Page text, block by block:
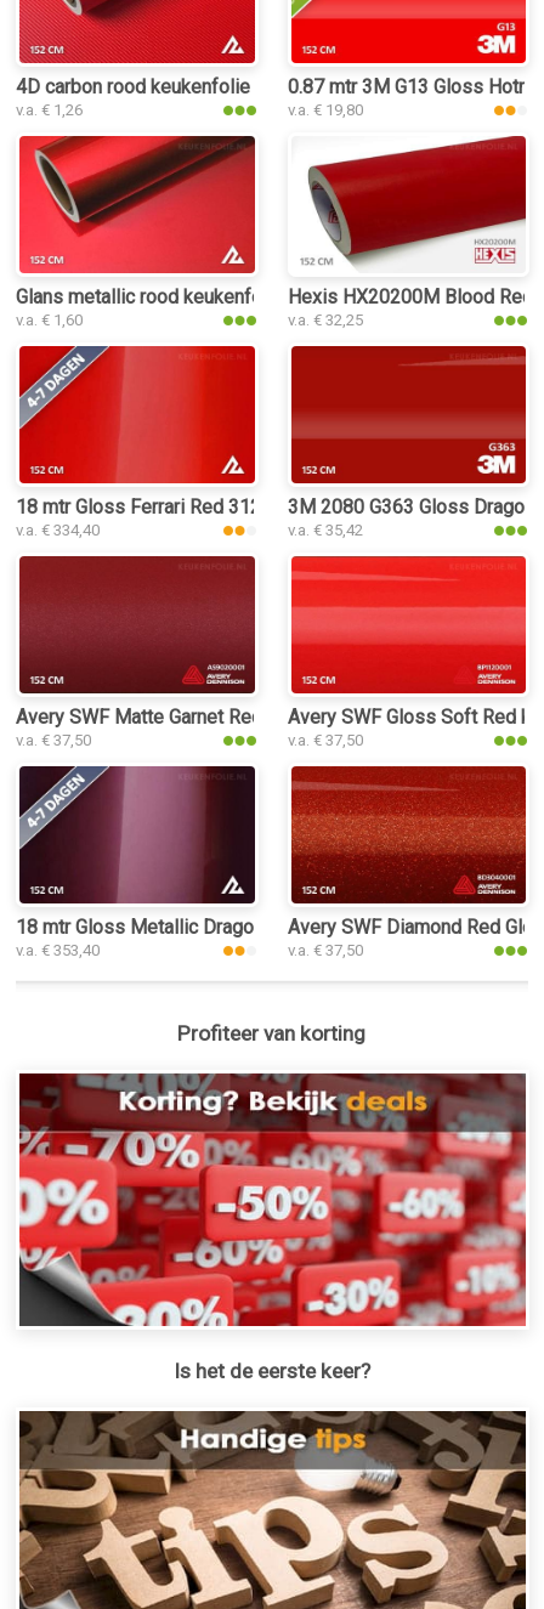
4D carbon rood keukenfolie
v.a. € 1,26
0.87 mtr 3M G13 Gloss
v.a. € 19,80
Glans metallic rood keukenfolie
v.a. € 1,60
Hexis HX20200M Blood Red
v.a. € 32,25
18 mtr Gloss Ferrari Red 3125 keukenfolie
v.a. € 334,40
3M 2080 G363 Gloss Dragon
v.a. € 35,42
Avery SWF Matte Garnet Red Metallic keukenfolie
v.a. € 37,50
Avery SWF Gloss Soft Red
v.a. € 37,50
18 mtr Gloss Metallic Dragon Blood Red 3065 keukenfolie
v.a. € 353,40
Avery SWF Diamond Red
v.a. € 37,50
Profiteer van korting
Is het de eerste keer?